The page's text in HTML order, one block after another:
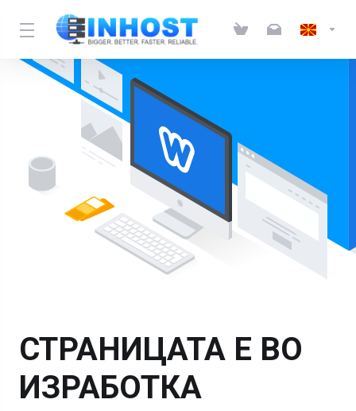
СТРАНИЦАТА Е ВО
ИЗРАБОТКА